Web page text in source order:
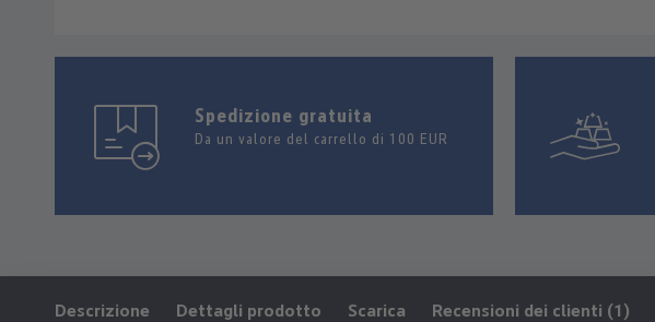
Spedizione gratuita
Da un valore del carrello di 100 EUR
Ankerlink:
Descrizione Dettagli prodotto Scarica Recensioni dei clienti (1)